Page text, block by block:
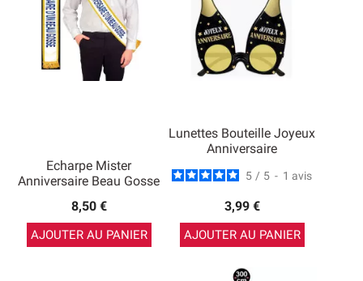
Echarpe Mister
Anniversaire Beau Gosse
8,50 €
AJOUTER AU PANIER
Lunettes Bouteille Joyeux
Anniversaire
5 / 5 - 1 avis
3,99 €
AJOUTER AU PANIER